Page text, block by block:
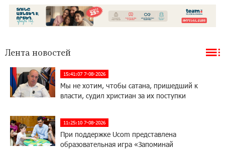
Лента новостей
15:41:07 7-08-2026
Мы не хотим, чтобы сатана, пришедший к
власти, судил христиан за их поступки
11:25:10 7-08-2026
При поддержке Ucom представлена
образовательная игра «Запоминай